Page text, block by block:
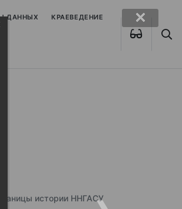
ДАННЫХ КРАЕВЕДЕНИЕ
истории ННГАСУ